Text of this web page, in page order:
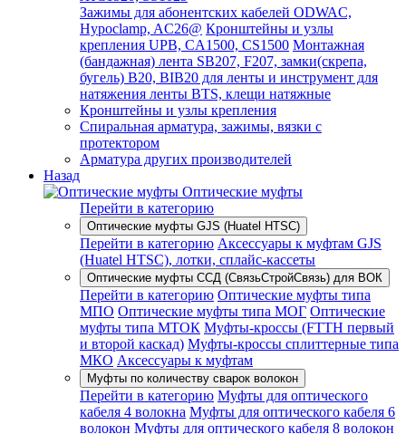
Зажимы для абонентских кабелей ODWAC,
Hypoclamp, AC26@ Кронштейны и узлы
крепления UPB, CA1500, CS1500 Монтажная
(бандажная) лента SB207, F207, замки(скрепа,
бугель) B20, BIB20 для ленты и инструмент для
натяжения ленты BTS, клещи натяжные
Кронштейны и узлы крепления
Спиральная арматура, зажимы, вязки с
протектором
Арматура других производителей
Назад
Оптические муфты
Перейти в категорию
Оптические муфты GJS (Huatel HTSC)
Перейти в категорию Аксессуары к муфтам GJS
(Huatel HTSC), лотки, сплайс-кассеты
Оптические муфты ССД (СвязьСтройСвязь) для ВОК
Перейти в категорию Оптические муфты типа
МПО Оптические муфты типа МОГ Оптические
муфты типа МТОК Муфты-кроссы (FTTH первый
и второй каскад) Муфты-кроссы сплиттерные типа
МКО Аксессуары к муфтам
Муфты по количеству сварок волокон
Перейти в категорию Муфты для оптического
кабеля 4 волокна Муфты для оптического кабеля 6
волокон Муфты для оптического кабеля 8 волокон